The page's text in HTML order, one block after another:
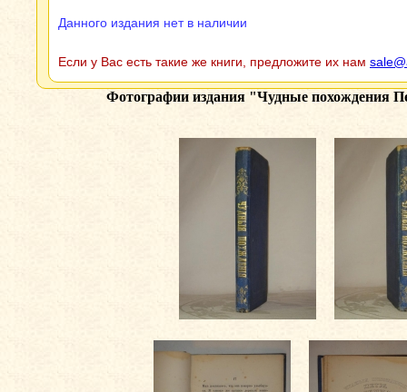
Данного издания нет в наличии
Если у Вас есть такие же книги, предложите их нам
Фотографии издания "Чудные похождения